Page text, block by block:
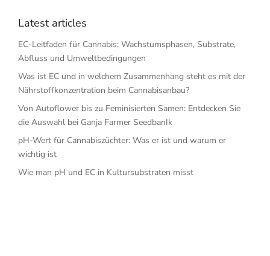
Latest articles
EC-Leitfaden für Cannabis: Wachstumsphasen, Substrate,
Abfluss und Umweltbedingungen
Was ist EC und in welchem Zusammenhang steht es mit der
Nährstoffkonzentration beim Cannabisanbau?
Von Autoflower bis zu Feminisierten Samen: Entdecken Sie
die Auswahl bei Ganja Farmer SeedbanIk
pH-Wert für Cannabiszüchter: Was er ist und warum er
wichtig ist
Wie man pH und EC in Kultursubstraten misst